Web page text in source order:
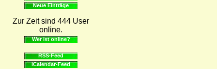
Neue Einträge
Zur Zeit sind 444 User
online.
Wer ist online?
RSS-Feed
iCalendar-Feed